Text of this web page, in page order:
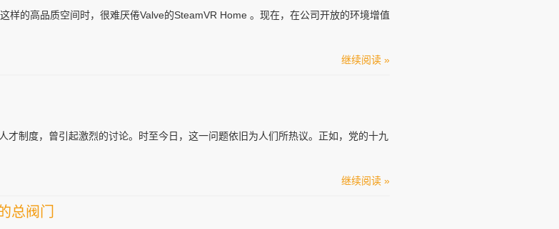
样的高品质空间时，很难厌倦Valve的SteamVR Home 。现在，在公司开放的环境增值
继续阅读 »
才制度，曾引起激烈的讨论。时至今日，这一问题依旧为人们所热议。正如，党的十九
继续阅读 »
阀门